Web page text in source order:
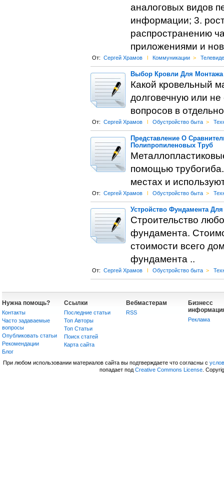
аналоговых видов
информации; 3.
распространению
приложениями и
От: Сергей Храмов l Коммуникации >
Выбор Кровли Для
Какой кровельный
долговечную или
вопросов в
От: Сергей Храмов l Обустройство быта >
Представление О
Полипропиленовых Труб
помощью
местах и
От: Сергей Храмов l Обустройство быта >
Устройство Фундамента
Строительство
фундамента.
стоимости всего
фундамента ..
От: Сергей Храмов l Обустройство быта >
Нужна помощь?
Контакты
Часто задаваемые
вопросы
Опубликовать статьи
Рекомендации
Блог
Ссылки
Последние статьи
Топ Авторы
Топ Статьи
Поиск статей
Карта сайта
Вебмастерам
RSS
Бизнесс
Реклама
При любом использовании материалов сайта вы подтверждаете что согласны с
попадает под Creative Commons License.